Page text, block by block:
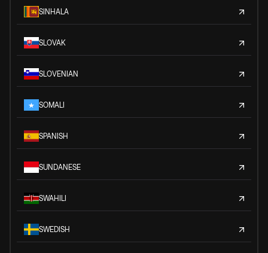
SINHALA
SLOVAK
SLOVENIAN
SOMALI
SPANISH
SUNDANESE
SWAHILI
SWEDISH